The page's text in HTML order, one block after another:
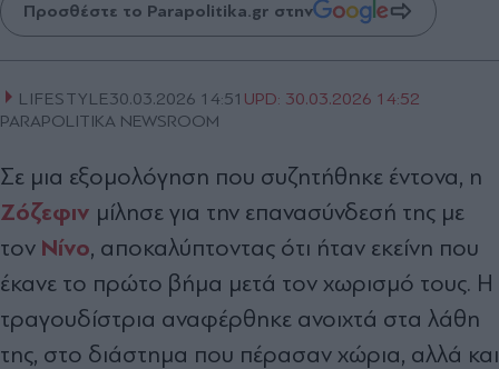
Προσθέστε το Parapolitika.gr στην
LIFESTYLE30.03.2026 14:51 UPD: 30.03.2026 14:52
PARAPOLITIKA NEWSROOM
Σε μια εξομολόγηση που συζητήθηκε έντονα, η
Ζόζεφιν μίλησε για την επανασύνδεσή της με
τον Νίνο, αποκαλύπτοντας ότι ήταν εκείνη που
έκανε το πρώτο βήμα μετά τον χωρισμό τους. Η
τραγουδίστρια αναφέρθηκε ανοιχτά στα λάθη
της, στο διάστημα που πέρασαν χώρια, αλλά και